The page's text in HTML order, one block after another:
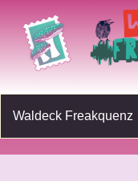
Waldeck Freakquenz